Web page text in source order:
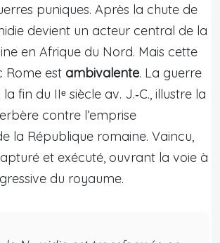
puniques. Après la chute de
devient un acteur central de la
en Afrique du Nord. Mais cette
Rome est ambivalente. La guerre
fin du IIᵉ siècle av. J.‑C., illustre la
contre l’emprise
la République romaine. Vaincu,
et exécuté, ouvrant la voie à
du royaume.